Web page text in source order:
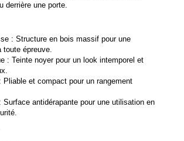
derrière une porte.
: Structure en bois massif pour une
toute épreuve.
: Teinte noyer pour un look intemporel et
Pliable et compact pour un rangement
Surface antidérapante pour une utilisation en